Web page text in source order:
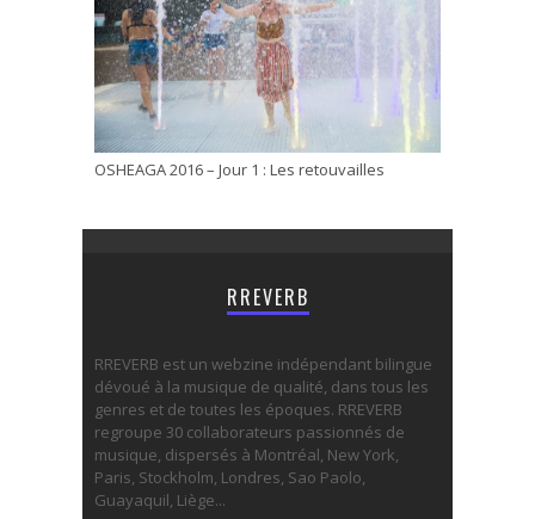
OSHEAGA 2016 – Jour 1 : Les retouvailles
RREVERB
RREVERB est un webzine indépendant bilingue
dévoué à la musique de qualité, dans tous les
genres et de toutes les époques. RREVERB
regroupe 30 collaborateurs passionnés de
musique, dispersés à Montréal, New York,
Paris, Stockholm, Londres, Sao Paolo,
Guayaquil, Liège...